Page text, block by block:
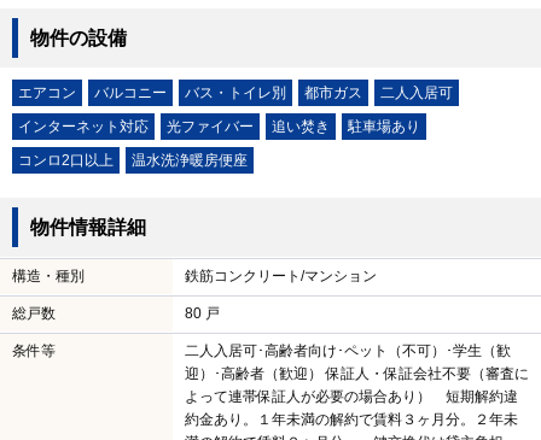
物件の設備
エアコン バルコニー バス・トイレ別 都市ガス
二人入居可
インターネット対応
光ファイバー 追い焚き
駐車場あり
コンロ2口以上
温水洗浄暖房便座
物件情報詳細
構造・種別 鉄筋コンクリート/マンション
総戸数 80 戸
条件等
二人入居可･高齢者向け･ペット（不可）･学生（歓
迎）･高齢者（歓迎） 保証人・保証会社不要（審査に
よって連帯保証人が必要の場合あり） 短期解約違
約金あり。１年未満の解約で賃料３ヶ月分。２年未